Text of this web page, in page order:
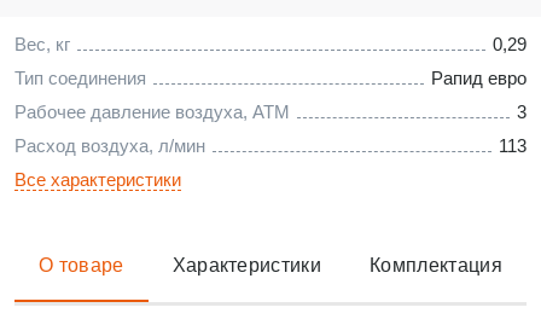
Вес, кг
0,29
Тип соединения
Рапид евро
Рабочее давление воздуха, АТМ
3
Расход воздуха, л/мин
113
Все характеристики
О товаре Характеристики Комплектация